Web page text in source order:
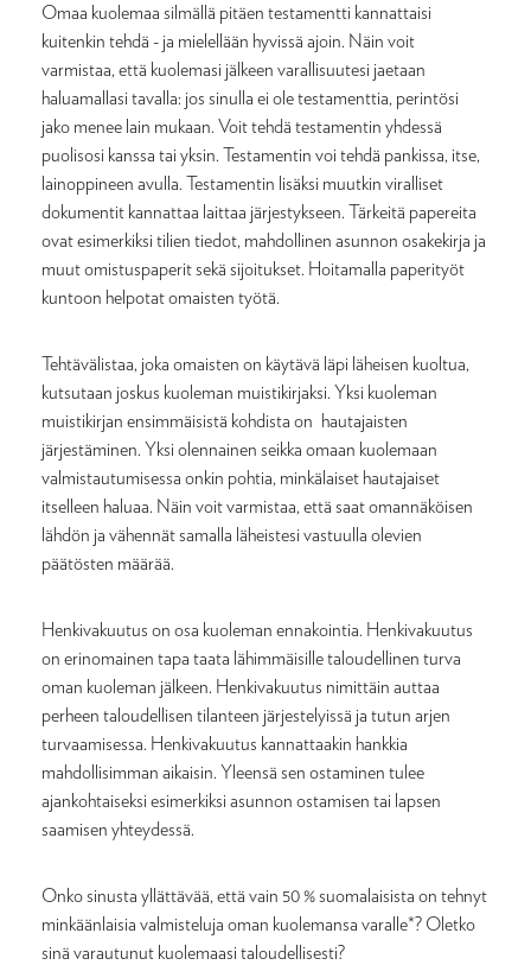
Omaa kuolemaa silmällä pitäen testamentti kannattaisi
kuitenkin tehdä - ja mielellään hyvissä ajoin. Näin voit
varmistaa, että kuolemasi jälkeen varallisuutesi jaetaan
haluamallasi tavalla: jos sinulla ei ole testamenttia, perintösi
jako menee lain mukaan. Voit tehdä testamentin yhdessä
puolisosi kanssa tai yksin. Testamentin voi tehdä pankissa, itse,
lainoppineen avulla. Testamentin lisäksi muutkin viralliset
dokumentit kannattaa laittaa järjestykseen. Tärkeitä papereita
ovat esimerkiksi tilien tiedot, mahdollinen asunnon osakekirja ja
muut omistuspaperit sekä sijoitukset. Hoitamalla paperityöt
kuntoon helpotat omaisten työtä.
Tehtävälistaa, joka omaisten on käytävä läpi läheisen kuoltua,
kutsutaan joskus kuoleman muistikirjaksi. Yksi kuoleman
muistikirjan ensimmäisistä kohdista on hautajaisten
järjestäminen. Yksi olennainen seikka omaan kuolemaan
valmistautumisessa onkin pohtia, minkälaiset hautajaiset
itselleen haluaa. Näin voit varmistaa, että saat omannäköisen
lähdön ja vähennät samalla läheistesi vastuulla olevien
päätösten määrää.
Henkivakuutus on osa kuoleman ennakointia. Henkivakuutus
on erinomainen tapa taata lähimmäisille taloudellinen turva
oman kuoleman jälkeen. Henkivakuutus nimittäin auttaa
perheen taloudellisen tilanteen järjestelyissä ja tutun arjen
turvaamisessa. Henkivakuutus kannattaakin hankkia
mahdollisimman aikaisin. Yleensä sen ostaminen tulee
ajankohtaiseksi esimerkiksi asunnon ostamisen tai lapsen
saamisen yhteydessä.
Onko sinusta yllättävää, että vain 50 % suomalaisista on tehnyt
minkäänlaisia valmisteluja oman kuolemansa varalle*? Oletko
sinä varautunut kuolemaasi taloudellisesti?